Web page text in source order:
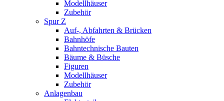
Modellhäuser
Zubehör
Spur Z
Auf-, Abfahrten & Brücken
Bahnhöfe
Bahntechnische Bauten
Bäume & Büsche
Figuren
Modellhäuser
Zubehör
Anlagenbau